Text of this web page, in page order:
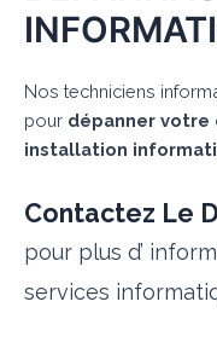
Nos techniciens
pour dépanner votre
installation
Contactez Le
pour plus d’
services